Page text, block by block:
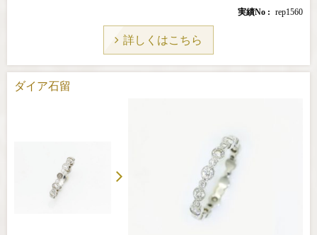
実績No rep1560
詳しくはこちら
ダイア石留